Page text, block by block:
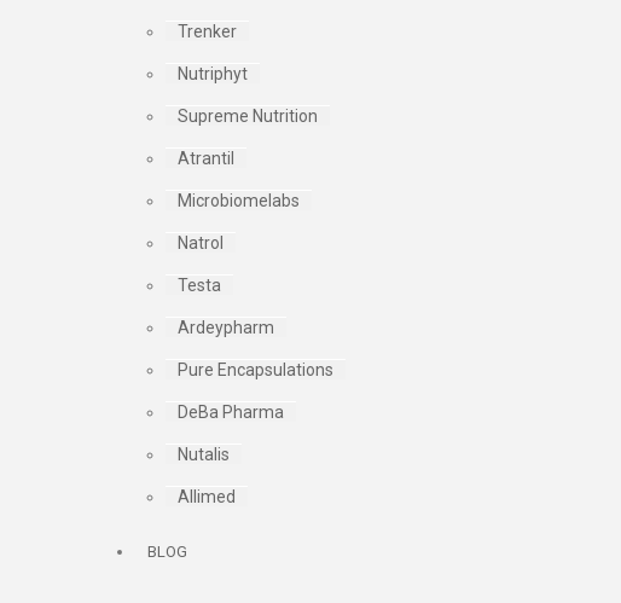
Trenker
Nutriphyt
Supreme Nutrition
Atrantil
Microbiomelabs
Natrol
Testa
Ardeypharm
Pure Encapsulations
DeBa Pharma
Nutalis
Allimed
BLOG